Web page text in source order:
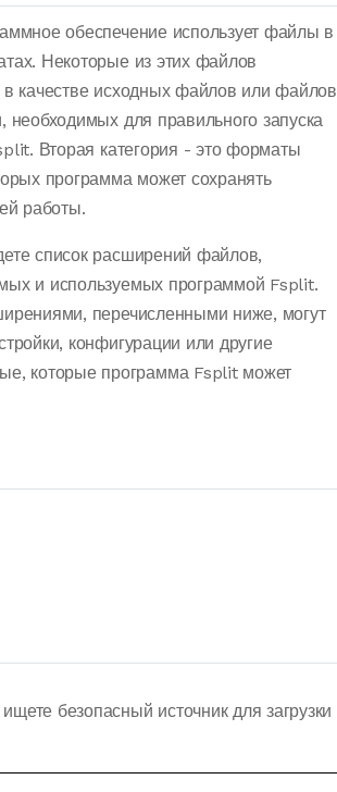
обеспечение использует файлы в
Некоторые из этих файлов
в качестве исходных файлов или файлов
необходимых для правильного запуска
Вторая категория - это форматы
программа может сохранять
работы.
список расширений файлов,
и используемых программой Fsplit.
перечисленными ниже, могут
конфигурации или другие
которые программа Fsplit может
безопасный источник для загрузки